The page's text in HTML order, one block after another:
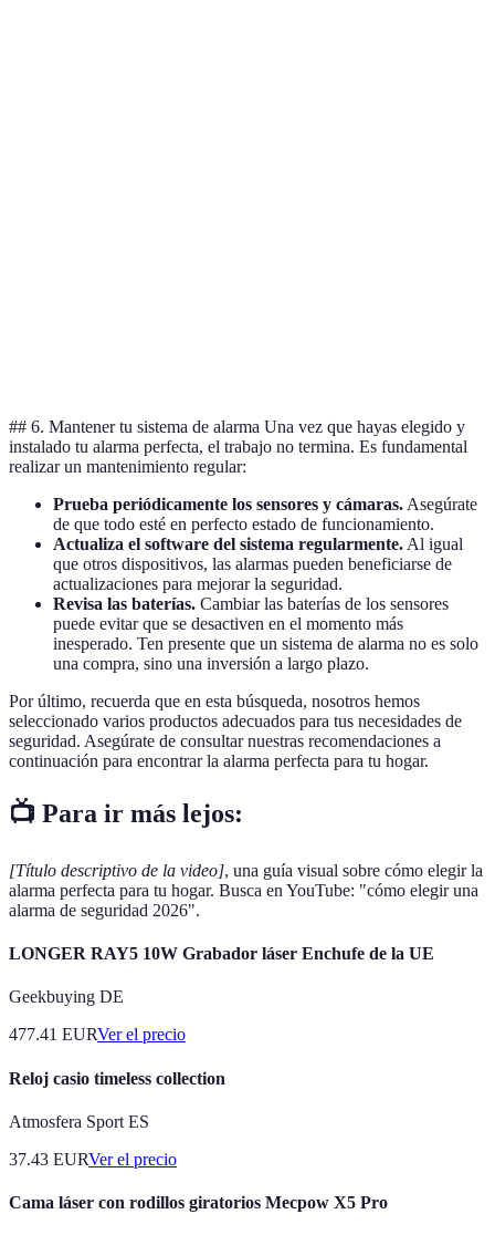
## 6. Mantener tu sistema de alarma Una vez que hayas elegido y
instalado tu alarma perfecta, el trabajo no termina. Es fundamental
realizar un mantenimiento regular:
Prueba periódicamente los sensores y cámaras. Asegúrate
de que todo esté en perfecto estado de funcionamiento.
Actualiza el software del sistema regularmente. Al igual
que otros dispositivos, las alarmas pueden beneficiarse de
actualizaciones para mejorar la seguridad.
Revisa las baterías. Cambiar las baterías de los sensores
puede evitar que se desactiven en el momento más
inesperado. Ten presente que un sistema de alarma no es solo
una compra, sino una inversión a largo plazo.
Por último, recuerda que en esta búsqueda, nosotros hemos
seleccionado varios productos adecuados para tus necesidades de
seguridad. Asegúrate de consultar nuestras recomendaciones a
continuación para encontrar la alarma perfecta para tu hogar.
📺 Para ir más lejos:
[Título descriptivo de la video], una guía visual sobre cómo elegir la
alarma perfecta para tu hogar. Busca en YouTube: "cómo elegir una
alarma de seguridad 2026".
LONGER RAY5 10W Grabador láser Enchufe de la UE
Geekbuying DE
477.41 EURVer el precio
Reloj casio timeless collection
Atmosfera Sport ES
37.43 EURVer el precio
Cama láser con rodillos giratorios Mecpow X5 Pro